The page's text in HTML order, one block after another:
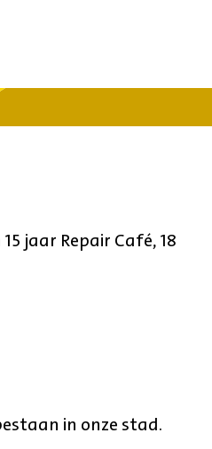
jaar Repair Café, 18
in onze stad.